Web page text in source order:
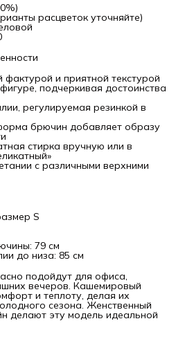
расцветок уточняйте)
фактурой и приятной текстурой
подчеркивая достоинства
регулируемая резинкой в
брючин добавляет образу
стирка вручную или в
с различными верхними
S
79 см
до низа: 85 см
подойдут для офиса,
вечеров. Кашемировый
и теплоту, делая их
сезона. Женственный
делают эту модель идеальной